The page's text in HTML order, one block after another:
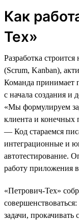
Как
Тех»
Разработка
(Scrum, Kanban),
Команда принимает
с начала создания и
«Мы формулируем
клиента и конечных
— Код стараемся
интеграционные и
автотестирование.
работу приложения
«Петрович-Тех»
задачи,